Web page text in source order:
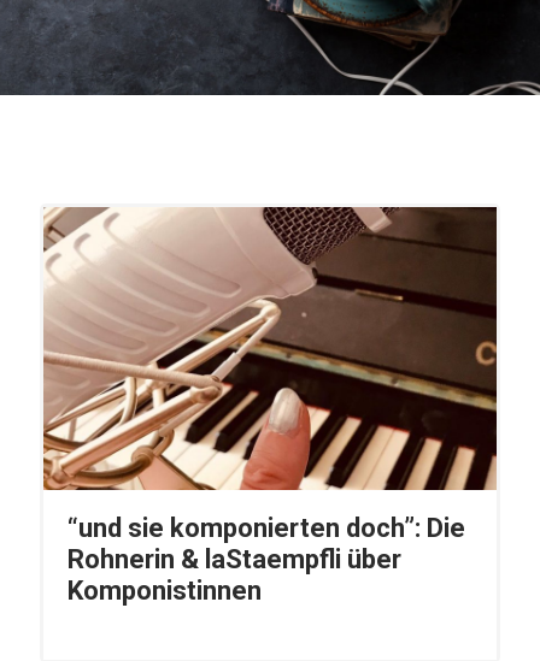
“und sie komponierten doch”: Die
Rohnerin & laStaempfli über
Komponistinnen